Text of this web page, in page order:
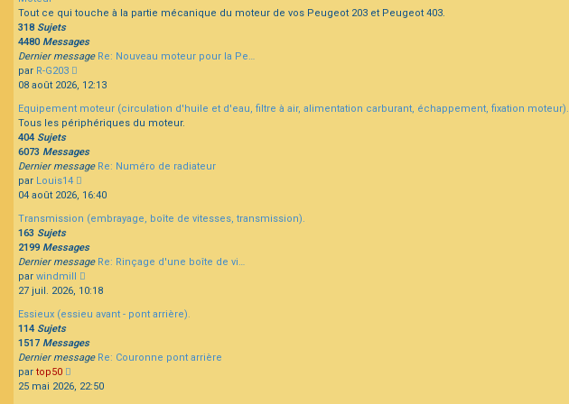
Tout ce qui touche à la partie mécanique du moteur de vos Peugeot 203 et Peugeot 403.
318 Sujets
4480Messages
Dernier message Re: Nouveau moteur pour la Pe…
par R-G203
le
message
08 août 2026, 12:13
Equipement moteur (circulation d'huile et d'eau, filtre à air, alimentation carburant, échappement, fixation moteur).
Tous les périphériques du moteur.
404 Sujets
6073 Messages
Dernier message Re: Numéro de radiateur
par Louis14
le
message
04 août 2026, 16:40
Transmission (embrayage, boîte de vitesses, transmission).
163 Sujets
2199 Messages
Dernier message Re: Rinçage d'une boîte de vi…
par windmill
le
message
27 juil. 2026, 10:18
Essieux (essieu avant - pont arrière).
114 Sujets
1517 Messages
Dernier message Re: Couronne pont arrière
par top50
le
25 mai 2026, 22:50